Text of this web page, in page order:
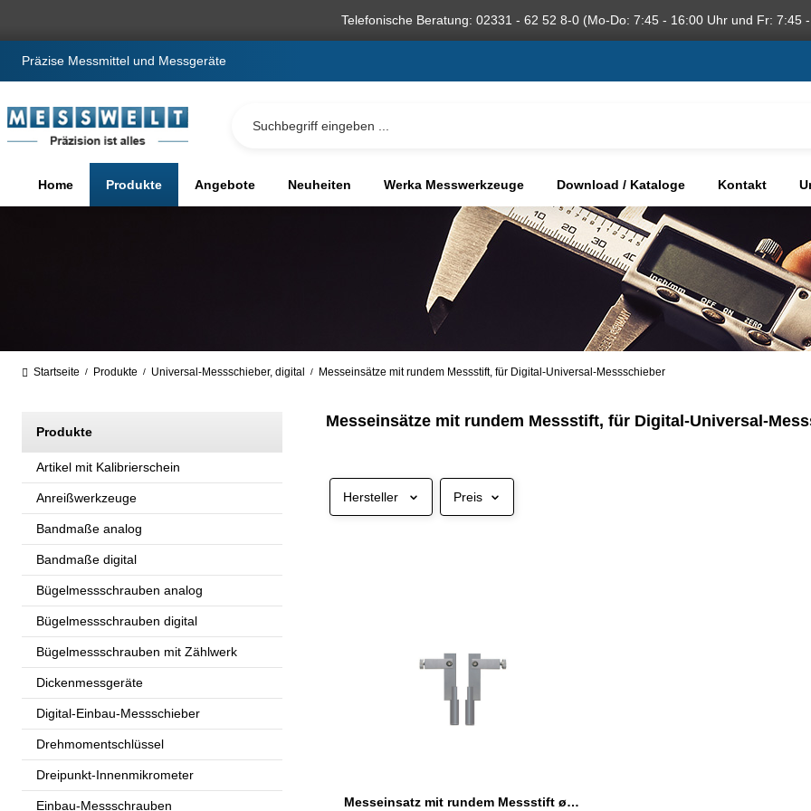
Telefonische Beratung: 02331 - 62 52 8-0 (Mo-Do: 7:45 - 16:00 Uhr und Fr: 7:45
Präzise Messmittel und Messgeräte
Home Produkte Angebote Neuheiten Werka Messwerkzeuge Download / Kataloge Kontakt
Startseite / Produkte / Universal-Messschieber, digital / Messeinsätze mit rundem Messstift, für Digital-Universal-Messschieber
Produkte
Artikel mit Kalibrierschein
Anreißwerkzeuge
Bandmaße analog
Bandmaße digital
Bügelmessschrauben analog
Bügelmessschrauben digital
Bügelmessschrauben mit Zählwerk
Dickenmessgeräte
Digital-Einbau-Messschieber
Drehmomentschlüssel
Dreipunkt-Innenmikrometer
Einbau-Messschrauben
Messeinsätze mit rundem Messstift, für Digital-Universal-
Hersteller Preis
Messeinsatz mit rundem Messstift ø 5 mm